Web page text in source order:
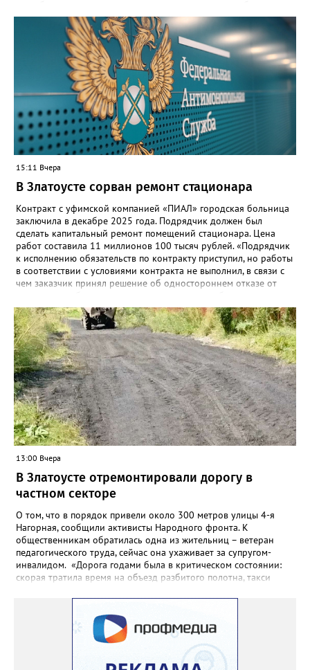
региональном министерстве образования. - Платформа ТОР
“Моя школа” объединит все школьные сервисы в единую
безопасную государственную экосистему. Предполагается, что
переход пройдёт максимально комфортно для пользователей».
Привычные функции - оценки, расписание, домашние задания,
связь с учителями, знакомые пользователям экосистемы
«Госуслуги Моя школа», не просто сохранятся, они будут
собраны в одном месте, подчеркнули в ведомстве. Причём в
этом случае переход на ТОР станет вообще незаметным.
15:11 Вчера
В Златоусте сорван ремонт стационара
Контракт с уфимской компанией «ПИАЛ» городская больница
заключила в декабре 2025 года. Подрядчик должен был
сделать капитальный ремонт помещений стационара. Цена
работ составила 11 миллионов 100 тысяч рублей. «Подрядчик
к исполнению обязательств по контракту приступил, но работы
в соответствии с условиями контракта не выполнил, в связи с
чем заказчик принял решение об одностороннем отказе от
Челябинском УФАС. Антимонопольная служба приняла
решение включить ООО «ПИАЛ» в реестр недобросовестных
поставщиков. В чёрном списке уфимский подрядчик будет два
года.
13:00 Вчера
В Златоусте отремонтировали дорогу в
частном секторе
О том, что в порядок привели около 300 метров улицы 4-я
Нагорная, сообщили активисты Народного фронта. К
общественникам обратилась одна из жительниц – ветеран
педагогического труда, сейчас она ухаживает за супругом-
инвалидом. «Дорога годами была в критическом состоянии:
скорая тратила время на объезд разбитого полотна, такси
однажды реанимация не смогла добраться до больного.
Жители писали в администрацию города и другие инстанции,
пытались ремонтировать дорогу своими силами – всё тщетно»,
– рассказали в ОНФ. Общественники подчеркнули: именно
они добились, чтобы участок разровняли и отсыпали. Для
этого потребовалось обратиться в мэрию Златоуста.